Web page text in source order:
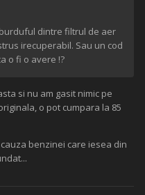
dintre filtrul de aer
irecuperabil. Sau un cod
o fi o avere !?
si nu am gasit nimic pe
o pot cumpara la 85
benzinei care iesea din